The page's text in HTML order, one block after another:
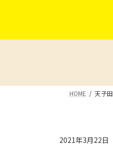
ン
ー
HOME 天子田
2021年3月22日